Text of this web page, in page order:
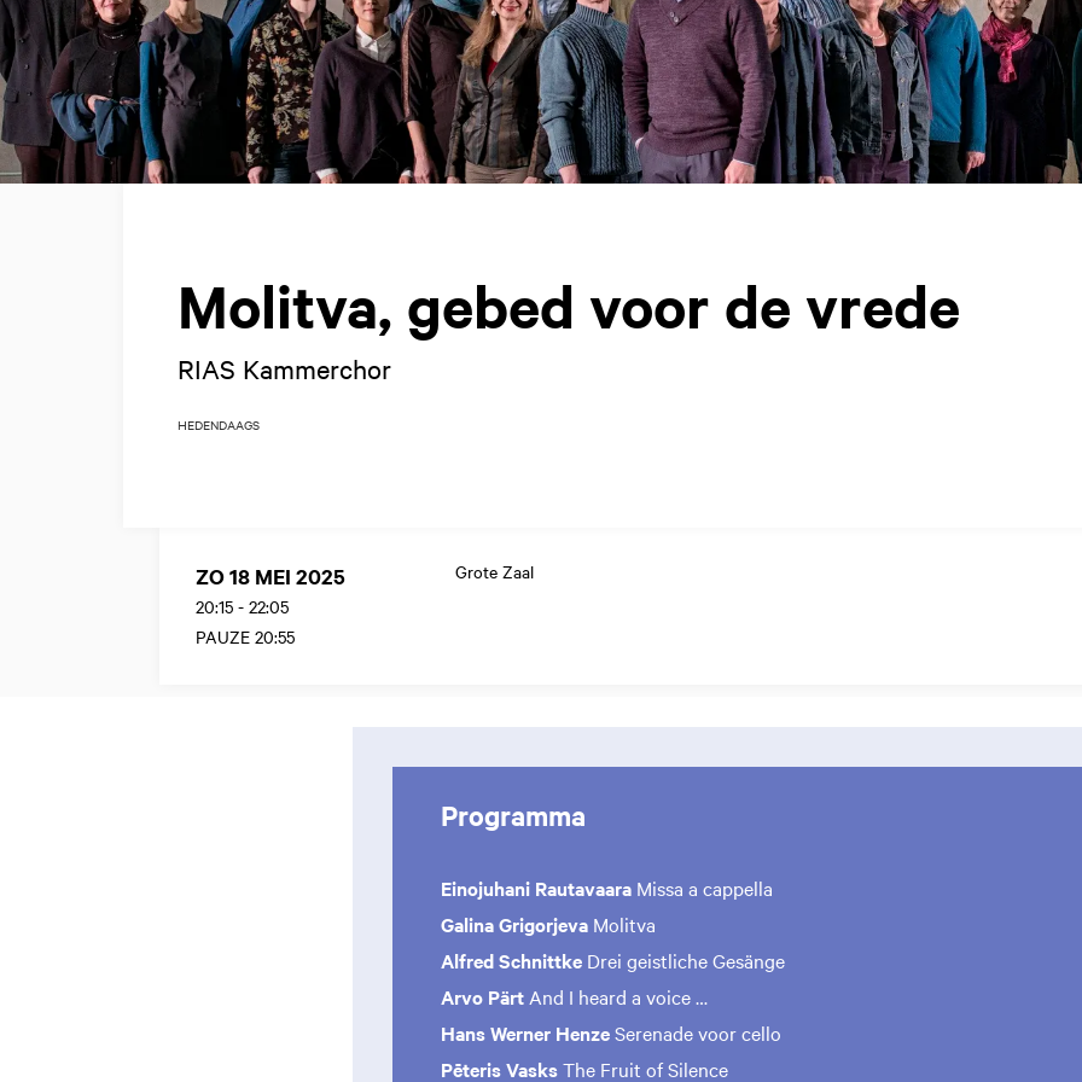
Molitva, gebed voor de vrede
RIAS Kammerchor
HEDENDAAGS
ZO 18 MEI 2025
20:15 - 22:05
PAUZE 20:55
Grote Zaal
Programma
Einojuhani Rautavaara Missa a cappella
Galina Grigorjeva Molitva
Alfred Schnittke Drei geistliche Gesänge
Arvo Pärt And I heard a voice …
Hans Werner HenzeSerenade voor cello
Pēteris VasksThe Fruit of Silence